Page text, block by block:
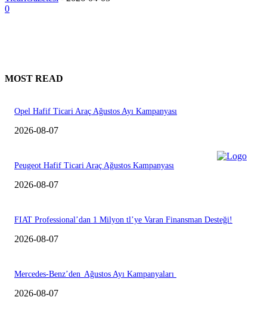
0
MOST READ
Opel Hafif Ticari Araç Ağustos Ayı Kampanyası
2026-08-07
Peugeot Hafif Ticari Araç Ağustos Kampanyası
2026-08-07
FIAT Professional’dan 1 Milyon tl’ye Varan Finansman Desteği!
2026-08-07
Mercedes-Benz’den Ağustos Ayı Kampanyaları
2026-08-07